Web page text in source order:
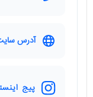
آدرس
پیج